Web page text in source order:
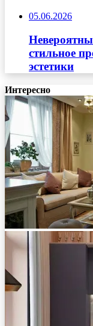
05.06.2026
стильное
эстетики
Интересно